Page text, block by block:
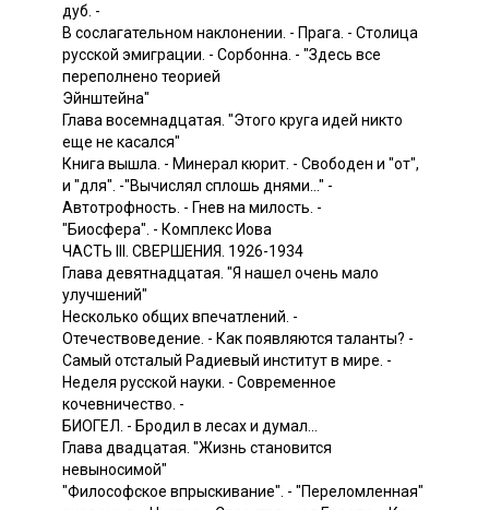
дуб. -
В сослагательном наклонении. - Прага. - Столица
русской эмиграции. - Сорбонна. - "Здесь все
переполнено теорией
Эйнштейна"
Глава восемнадцатая. "Этого круга идей никто
еще не касался"
Книга вышла. - Минерал кюрит. - Свободен и "от",
и "для". -"Вычислял сплошь днями..." -
Автотрофность. - Гнев на милость. -
"Биосфера". - Комплекс Иова
ЧАСТЬ III. СВЕРШЕНИЯ. 1926-1934
Глава девятнадцатая. "Я нашел очень мало
улучшений"
Несколько общих впечатлений. -
Отечествоведение. - Как появляются таланты? -
Самый отсталый Радиевый институт в мире. -
Неделя русской науки. - Современное
кочевничество. -
БИОГЕЛ. - Бродил в лесах и думал...
Глава двадцатая. "Жизнь становится
невыносимой"
"Философское впрыскивание". - "Переломленная"